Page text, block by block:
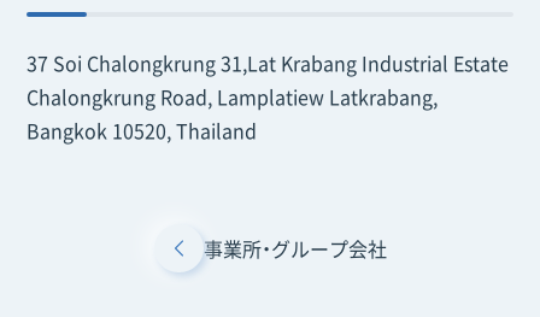
37 Soi Chalongkrung 31,Lat Krabang Industrial Estate
Chalongkrung Road, Lamplatiew Latkrabang,
Bangkok 10520, Thailand
事業所・グループ会社